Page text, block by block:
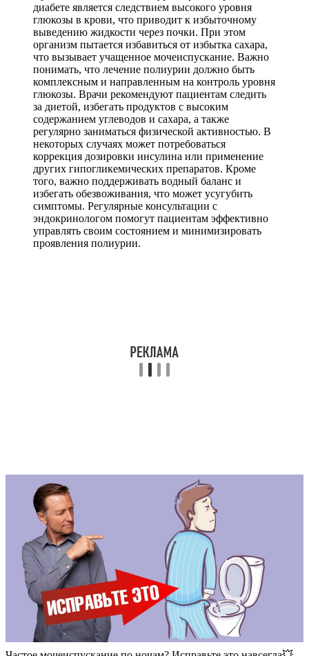
диабете является следствием высокого уровня
глюкозы в крови, что приводит к избыточному
выведению жидкости через почки. При этом
организм пытается избавиться от избытка сахара,
что вызывает учащенное мочеиспускание. Важно
понимать, что лечение полиурии должно быть
комплексным и направленным на контроль уровня
глюкозы. Врачи рекомендуют пациентам следить
за диетой, избегать продуктов с высоким
содержанием углеводов и сахара, а также
регулярно заниматься физической активностью. В
некоторых случаях может потребоваться
коррекция дозировки инсулина или применение
других гипогликемических препаратов. Кроме
того, важно поддерживать водный баланс и
избегать обезвоживания, что может усугубить
симптомы. Регулярные консультации с
эндокринологом помогут пациентам эффективно
управлять своим состоянием и минимизировать
проявления полиурии.